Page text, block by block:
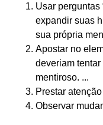
Usar perguntas
expandir suas
sua própria
Apostar no
deveriam tentar
mentiroso. ...
Prestar
Observar